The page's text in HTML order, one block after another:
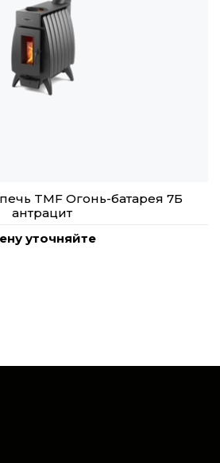
TMF Огонь-батарея 7Б
антрацит
уточняйте